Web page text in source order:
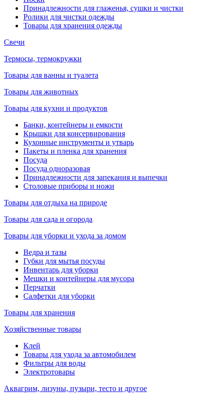
Принадлежности для глаженья, сушки и чистки
Ролики для чистки одежды
Товары для хранения одежды
Свечи
Термосы, термокружки
Товары для ванны и туалета
Товары для животных
Товары для кухни и продуктов
Банки, контейнеры и емкости
Крышки для консервирования
Кухонные инструменты и утварь
Пакеты и пленка для хранения
Посуда
Посуда одноразовая
Принадлежности для запекания и выпечки
Столовые приборы и ножи
Товары для отдыха на природе
Товары для сада и огорода
Товары для уборки и ухода за домом
Ведра и тазы
Губки для мытья посуды
Инвентарь для уборки
Мешки и контейнеры для мусора
Перчатки
Салфетки для уборки
Товары для хранения
Хозяйственные товары
Клей
Товары для ухода за автомобилем
Фильтры для воды
Электротовары
Аквагрим, лизуны, пузыри, тесто и другое